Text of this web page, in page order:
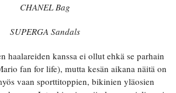
CHANEL Bag
SUPERGA Sandals
haalareiden kanssa ei ollut ehkä se parhain
fan for life), mutta kesän aikana näitä on
vaan sporttitoppien, bikinien yläosien